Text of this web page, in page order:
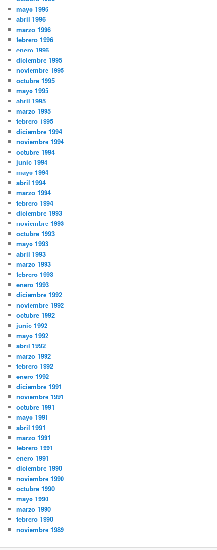
mayo 1996
abril 1996
marzo 1996
febrero 1996
enero 1996
diciembre 1995
noviembre 1995
octubre 1995
mayo 1995
abril 1995
marzo 1995
febrero 1995
diciembre 1994
noviembre 1994
octubre 1994
junio 1994
mayo 1994
abril 1994
marzo 1994
febrero 1994
diciembre 1993
noviembre 1993
octubre 1993
mayo 1993
abril 1993
marzo 1993
febrero 1993
enero 1993
diciembre 1992
noviembre 1992
octubre 1992
junio 1992
mayo 1992
abril 1992
marzo 1992
febrero 1992
enero 1992
diciembre 1991
noviembre 1991
octubre 1991
mayo 1991
abril 1991
marzo 1991
febrero 1991
enero 1991
diciembre 1990
noviembre 1990
octubre 1990
mayo 1990
marzo 1990
febrero 1990
noviembre 1989